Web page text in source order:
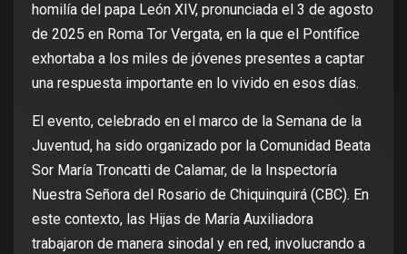
homilía del papa León XIV, pronunciada el 3 de agosto
de 2025 en Roma Tor Vergata, en la que el Pontífice
exhortaba a los miles de jóvenes presentes a captar
una respuesta importante en lo vivido en esos días.
El evento, celebrado en el marco de la Semana de la
Juventud, ha sido organizado por la Comunidad Beata
Sor María Troncatti de Calamar, de la Inspectoría
Nuestra Señora del Rosario de Chiquinquirá (CBC). En
este contexto, las Hijas de María Auxiliadora
trabajaron de manera sinodal y en red, involucrando a